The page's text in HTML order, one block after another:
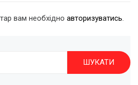
вам необхідно авторизуватись.